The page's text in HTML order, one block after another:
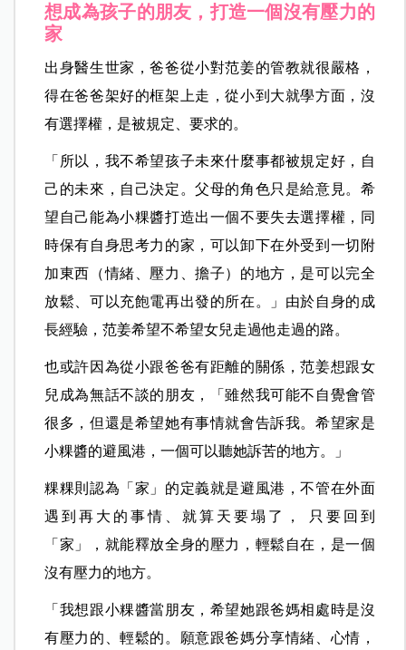
想成為孩子的朋友，打造一個沒有壓力的
家
出身醫生世家，爸爸從小對范姜的管教就很嚴格，
得在爸爸架好的框架上走，從小到大就學方面，沒
有選擇權，是被規定、要求的。
「所以，我不希望孩子未來什麼事都被規定好，自
己的未來，自己決定。父母的角色只是給意見。希
望自己能為小粿醬打造出一個不要失去選擇權，同
時保有自身思考力的家，可以卸下在外受到一切附
加東西（情緒、壓力、擔子）的地方，是可以完全
放鬆、可以充飽電再出發的所在。」由於自身的成
長經驗，范姜希望不希望女兒走過他走過的路。
也或許因為從小跟爸爸有距離的關係，范姜想跟女
兒成為無話不談的朋友，「雖然我可能不自覺會管
很多，但還是希望她有事情就會告訴我。希望家是
小粿醬的避風港，一個可以聽她訴苦的地方。」
粿粿則認為「家」的定義就是避風港，不管在外面
遇到再大的事情、就算天要塌了， 只要回到
「家」，就能釋放全身的壓力，輕鬆自在，是一個
沒有壓力的地方。
「我想跟小粿醬當朋友，希望她跟爸媽相處時是沒
有壓力的、輕鬆的。願意跟爸媽分享情緒、心情，